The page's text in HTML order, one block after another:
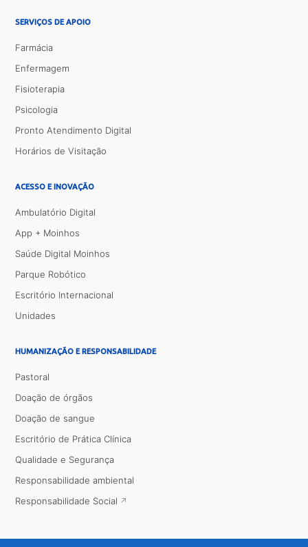
SERVIÇOS DE APOIO
Farmácia
Enfermagem
Fisioterapia
Psicologia
Pronto Atendimento Digital
Horários de Visitação
ACESSO E INOVAÇÃO
Ambulatório Digital
App + Moinhos
Saúde Digital Moinhos
Parque Robótico
Escritório Internacional
Unidades
HUMANIZAÇÃO E RESPONSABILIDADE
Pastoral
Doação de órgãos
Doação de sangue
Escritório de Prática Clínica
Qualidade e Segurança
Responsabilidade ambiental
Responsabilidade Social